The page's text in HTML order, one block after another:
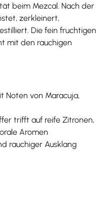
beim Mezcal. Nach der
zerkleinert,
Die fein fruchtigen
mit den rauchigen
Noten von Maracuja,
trifft auf reife Zitronen,
Aromen
rauchiger Ausklang